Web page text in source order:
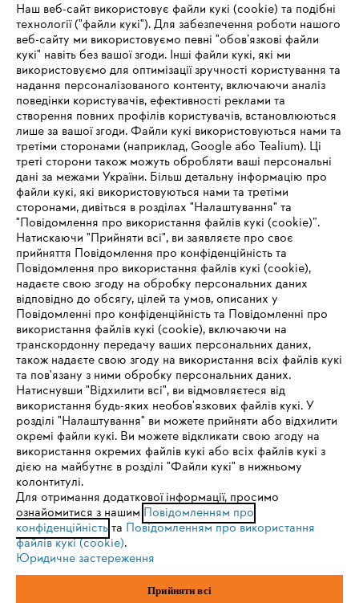
Зареєструватись зараз
#STIHL
Про компанію STIHL
Запитання та відповіді
Сервіс
Політика конфіденційності Вихідні дані Cookies
Юридична інформація
ТОВ Андреас Штіль
IHR BROWSER WIRD NICHT
UNTERSTÜTZT
Sie nutzen einen Browser, den wir noch nicht unterstützen. Für
eine optimale Nutzung unserer Seite empfehlen wir Ihnen, zu
einem der folgenden Browser zu wechseln:
Firefox Chrome
Наш веб-сайт використовує файли кукі (cookie) та подібні
технології ("файли кукі"). Для забезпечення роботи нашого
веб-сайту ми використовуємо певні "обов’язкові файли
кукі" навіть без вашої згоди. Інші файли кукі, які ми
використовуємо для оптимізації зручності користування та
надання персоналізованого контенту, включаючи аналіз
поведінки користувачів, ефективності реклами та
створення повних профілів користувачів, встановлюються
лише за вашої згоди. Файли кукі використовуються нами та
третіми сторонами (наприклад, Google або Tealium). Ці
треті сторони також можуть обробляти ваші персональні
дані за межами України. Більш детальну інформацію про
файли кукі, які використовуються нами та третіми
сторонами, дивіться в розділах "Налаштування" та
"Повідомлення про використання файлів кукі (cookie)”.
Натискаючи "Прийняти всі", ви заявляєте про своє
прийняття Повідомлення про конфіденційність та
Повідомлення про використання файлів кукі (cookie),
надаєте свою згоду на обробку персональних даних
відповідно до обсягу, цілей та умов, описаних у
Повідомленні про конфіденційність та Повідомленні про
використання файлів кукі (cookie), включаючи на
транскордонну передачу ваших персональних даних,
також надаєте свою згоду на використання всіх файлів кукі
та пов'язану з ними обробку персональних даних.
Натиснувши "Відхилити всі", ви відмовляєтеся від
використання будь-яких необов'язкових файлів кукі. У
розділі "Налаштування" ви можете прийняти або відхилити
окремі файли кукі. Ви можете відкликати свою згоду на
використання окремих файлів кукі або всіх файлів кукі з
дією на майбутнє в розділі "Файли кукі" в нижньому
колонтитулі.
Для отримання додаткової інформації, просимо
ознайомитися з нашим Повідомленням про
конфіденційністьта Повідомленням про використання
файлів кукі (cookie).
Юридичне застереження
Прийняти всі